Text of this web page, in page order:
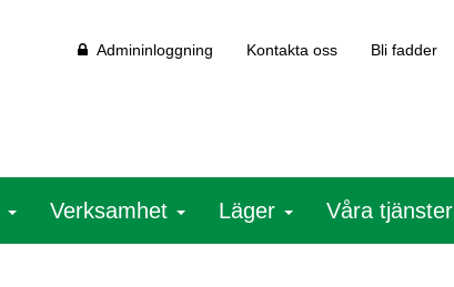
Admininloggning Kontakta oss Bli fadder
Verksamhet Läger Våra tjänster